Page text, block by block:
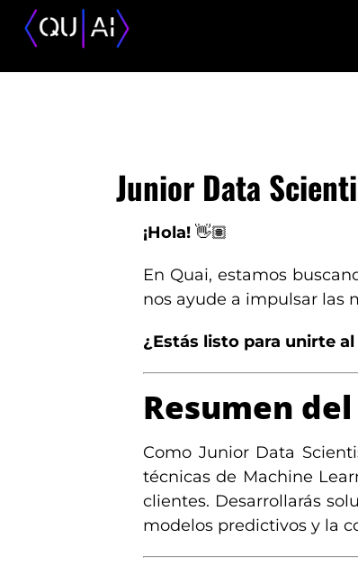
Junior Data
¡Hola! 👋🏽
En Quai, estamos
nos ayude a impulsar las
¿Estás listo para unirte al
Resumen
Como Junior Data
técnicas de Machine
clientes. Desarrollarás
modelos predictivos y la